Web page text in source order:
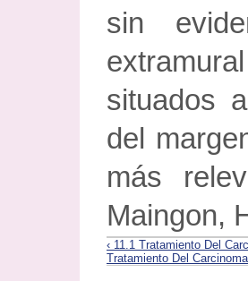
sin
situados
del
más
Maingon,
‹ 11.1 Tratamiento Del
Tratamiento Del